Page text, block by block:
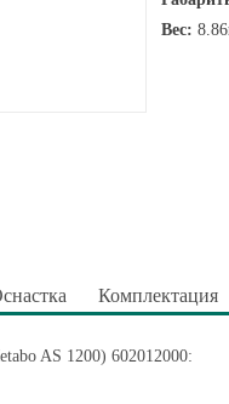
Вес:
Комплектация
AS 1200) 602012000: